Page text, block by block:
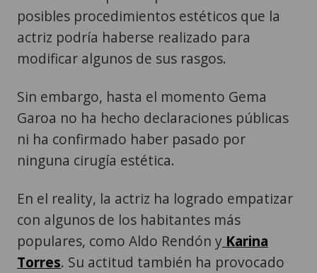
posibles procedimientos estéticos que la
actriz podría haberse realizado para
modificar algunos de sus rasgos.
Sin embargo, hasta el momento Gema
Garoa no ha hecho declaraciones públicas
ni ha confirmado haber pasado por
ninguna cirugía estética.
En el reality, la actriz ha logrado empatizar
con algunos de los habitantes más
populares, como Aldo Rendón y Karina
Torres. Su actitud también ha provocado